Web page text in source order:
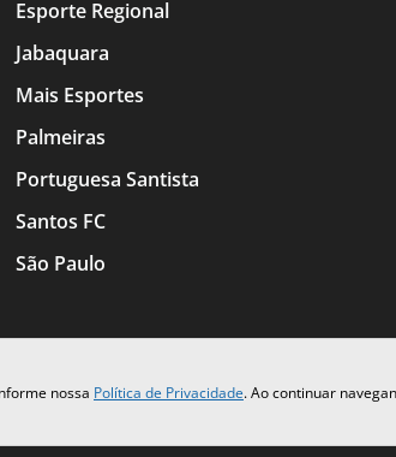
nossa Política de Privacidade. Ao continuar
Esporte Regional
Jabaquara
Mais Esportes
Palmeiras
Portuguesa Santista
Santos FC
São Paulo